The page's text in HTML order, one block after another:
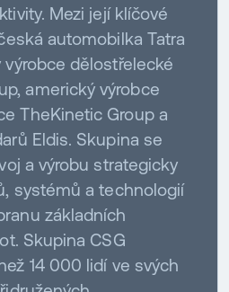
Mezi její klíčové
automobilka Tatra
dělostřelecké
americký výrobce
TheKinetic Group a
Eldis. Skupina se
a výrobu strategicky
systémů a technologií
základních
Skupina CSG
14 000 lidí ve svých